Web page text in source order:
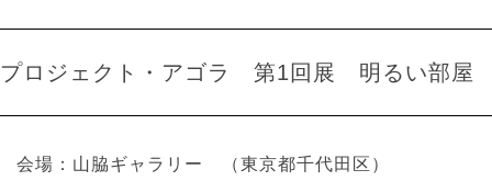
プロジェクト・アゴラ 第1回展 明るい部屋
会場：山脇ギャラリー （東京都千代田区）